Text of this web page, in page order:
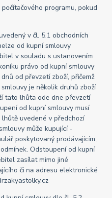
programu, pokud
v čl. 5.1 obchodních
od kupní smlouvy
v souladu s ustanovením
právo od kupní smlouvy
od převzetí zboží, přičemž
je několik druhů zboží
tato lhůta ode dne převzetí
od kupní smlouvy musí
uvedené v předchozí
může kupující -
poskytovaný prodávajícím,
Odstoupení od kupní
zasílat mimo jiné
či na adresu elektronické